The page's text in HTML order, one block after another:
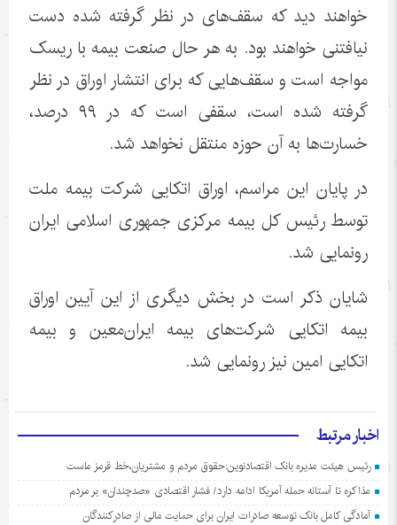
خواهند دید که سقف‌های در نظر گرفته شده دست
نیافتنی خواهند بود. به هر حال صنعت بیمه با ریسک
مواجه است و سقف‌هایی که برای انتشار اوراق در نظر
گرفته شده است، سقفی است که در ۹۹ درصد،
خسارت‌ها به آن حوزه منتقل نخواهد شد.
در پایان این مراسم، اوراق اتکایی شرکت بیمه ملت
توسط رئیس کل بیمه مرکزی جمهوری اسلامی ایران
رونمایی شد.
شایان ذکر است در بخش دیگری از این آیین اوراق
بیمه اتکایی شرکت‌های بیمه ایران‌معین و بیمه
اتکایی امین نیز رونمایی شد.
اخبار مرتبط
رئیس هیئت مدیره بانک اقتصادنوین:حقوق مردم و مشتریان،خط قرمز ماست
مذاکره تا آستانه حمله آمریکا ادامه دارد/ فشار اقتصادی «صدچندان» بر مردم
آمادگی کامل بانک توسعه صادرات ایران برای حمایت مالی از صادرکنندگان